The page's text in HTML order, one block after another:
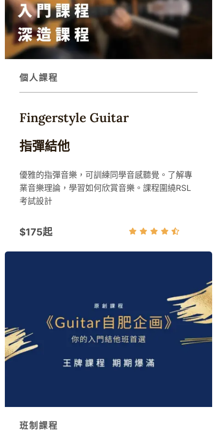
個人課程
Fingerstyle Guitar
指彈結他
優雅的指彈音樂，可訓練同學音感聽覺。了解專
業音樂理論，學習如何欣賞音樂。課程圍繞RSL
考試設計
$175起
班制課程